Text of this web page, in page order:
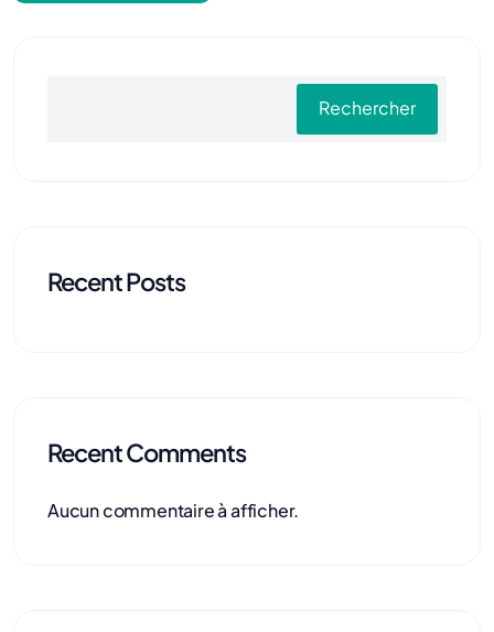
Rechercher
Recent Posts
Recent Comments
Aucun commentaire à afficher.